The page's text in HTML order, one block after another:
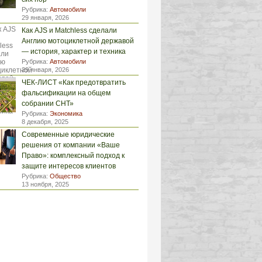
Рубрика: Автомобили
29 января, 2026
Как AJS и Matchless сделали
Англию мотоциклетной державой
— история, характер и техника
Рубрика: Автомобили
29 января, 2026
ЧЕК-ЛИСТ «Как предотвратить
фальсификации на общем
собрании СНТ»
Рубрика: Экономика
8 декабря, 2025
Современные юридические
решения от компании «Ваше
Право»: комплексный подход к
защите интересов клиентов
Рубрика: Общество
13 ноября, 2025